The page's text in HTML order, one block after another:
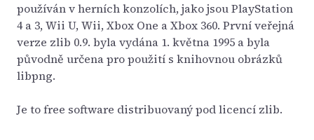
používán v herních konzolích, jako jsou PlayStation
4 a 3, Wii U, Wii, Xbox One a Xbox 360. První veřejná
verze zlib 0.9. byla vydána 1. května 1995 a byla
původně určena pro použití s knihovnou obrázků
libpng.
Je to free software distribuovaný pod licencí zlib.